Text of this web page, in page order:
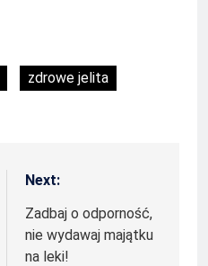
zdrowe jelita
Next:
Zadbaj o odporność,
nie wydawaj majątku
na leki!